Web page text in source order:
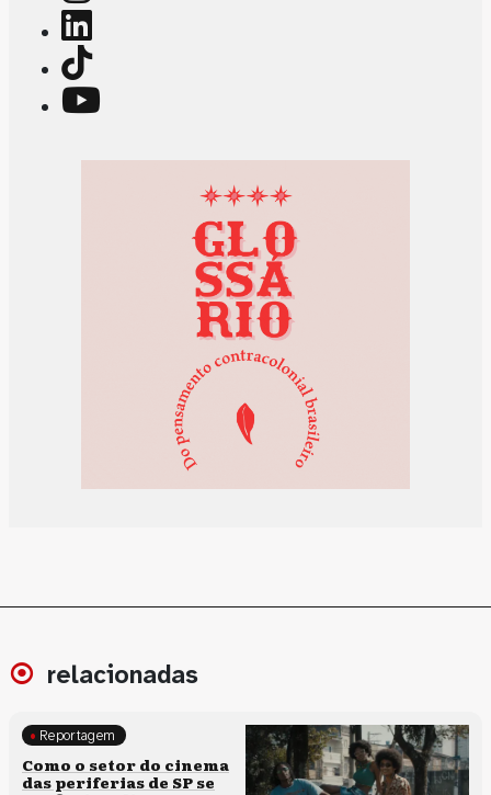
relacionadas
Políticas culturais
Reportagem
Como o setor do cinema
das periferias de SP se